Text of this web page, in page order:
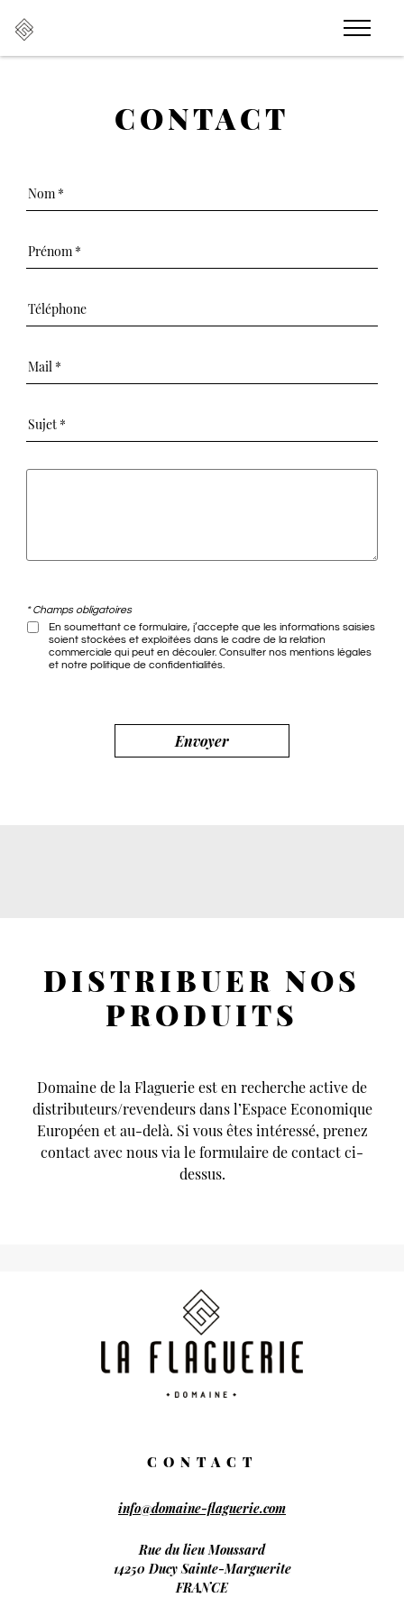
CONTACT
* Champs obligatoires
En soumettant ce formulaire, j’accepte que les informations saisies
soient stockées et exploitées dans le cadre de la relation
commerciale qui peut en découler. Consulter nosmentions légales
et notrepolitique de confidentialités.
DISTRIBUER NOS
PRODUITS
Domaine de la Flaguerie est en recherche active de
distributeurs/revendeurs dans l’Espace Economique
Européen et au-delà. Si vous êtes intéressé, prenez
contact avec nous via le formulaire de contact ci-
dessus.
CONTACT
info@domaine-flaguerie.com
Rue du lieu Moussard
14250 Ducy Sainte-Marguerite
FRANCE